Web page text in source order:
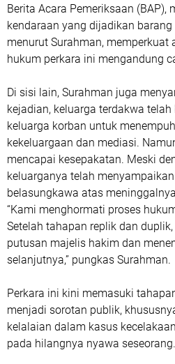
Berita Acara Pemeriksaan (BAP),
kendaraan yang dijadikan
menurut Surahman,
hukum perkara ini mengandung
Di sisi lain, Surahman juga
kejadian, keluarga terdakwa
keluarga korban untuk
kekeluargaan dan mediasi.
mencapai kesepakatan. Meski
keluarganya telah
belasungkawa atas
“Kami menghormati proses
Setelah tahapan replik dan
putusan majelis hakim dan
selanjutnya,” pungkas Surahman.
Perkara ini kini memasuki
menjadi sorotan publik,
kelalaian dalam kasus
pada hilangnya nyawa